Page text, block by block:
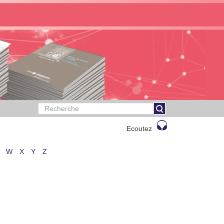
Ecoutez
W X Y Z